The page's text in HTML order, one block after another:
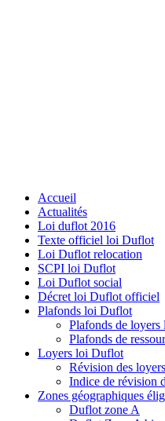
Accueil
Actualités
Loi duflot 2016
Texte officiel loi Duflot
Loi Duflot relocation
SCPI loi Duflot
Loi Duflot social
Décret loi Duflot officiel
Plafonds loi Duflot
Plafonds de
Plafonds de
Loyers loi Duflot
Révision des
Indice de révision
Zones géographiques
Duflot zone A